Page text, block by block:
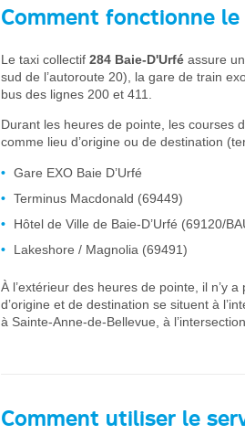
Comment fonctionne le
Le taxi collectif 284 Baie-D'Urfé assure
sud de l’autoroute 20), la gare de train
bus des lignes 200 et 411.
Durant les heures de pointe, les courses
comme lieu d’origine ou de destination
Gare EXO Baie D’Urfé
Terminus Macdonald (69449)
Hôtel de Ville de Baie-D’Urfé (69120/
Lakeshore / Magnolia (69491)
À l’extérieur des heures de pointe, il n’y
d’origine et de destination se situent à
à Sainte-Anne-de-Bellevue, à
Comment utiliser le